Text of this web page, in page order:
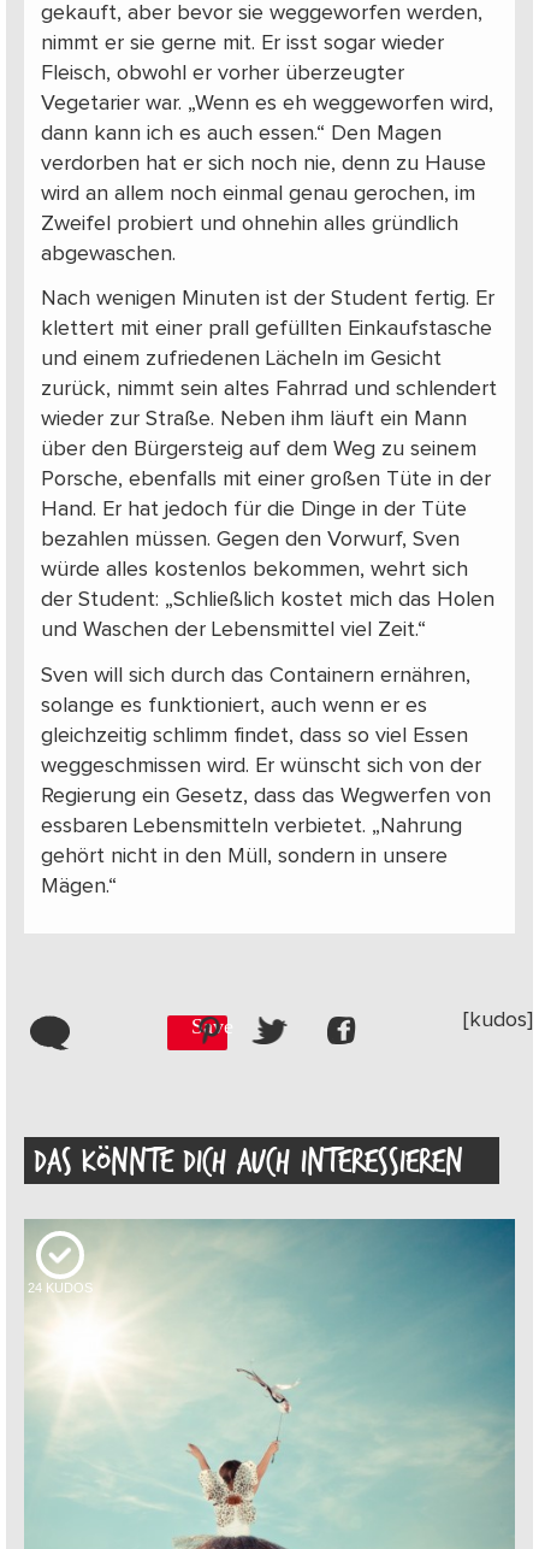
gekauft, aber bevor sie weggeworfen werden,
nimmt er sie gerne mit. Er isst sogar wieder
Fleisch, obwohl er vorher überzeugter
Vegetarier war. „Wenn es eh weggeworfen wird,
dann kann ich es auch essen.“ Den Magen
verdorben hat er sich noch nie, denn zu Hause
wird an allem noch einmal genau gerochen, im
Zweifel probiert und ohnehin alles gründlich
abgewaschen.
Nach wenigen Minuten ist der Student fertig. Er
klettert mit einer prall gefüllten Einkaufstasche
und einem zufriedenen Lächeln im Gesicht
zurück, nimmt sein altes Fahrrad und schlendert
wieder zur Straße. Neben ihm läuft ein Mann
über den Bürgersteig auf dem Weg zu seinem
Porsche, ebenfalls mit einer großen Tüte in der
Hand. Er hat jedoch für die Dinge in der Tüte
bezahlen müssen. Gegen den Vorwurf, Sven
würde alles kostenlos bekommen, wehrt sich
der Student: „Schließlich kostet mich das Holen
und Waschen der Lebensmittel viel Zeit.“
Sven will sich durch das Containern ernähren,
solange es funktioniert, auch wenn er es
gleichzeitig schlimm findet, dass so viel Essen
weggeschmissen wird. Er wünscht sich von der
Regierung ein Gesetz, dass das Wegwerfen von
essbaren Lebensmitteln verbietet. „Nahrung
gehört nicht in den Müll, sondern in unsere
Mägen.“
Save [kudos]
DAS KÖNNTE DICH AUCH INTERESSIEREN
24 KUDOS